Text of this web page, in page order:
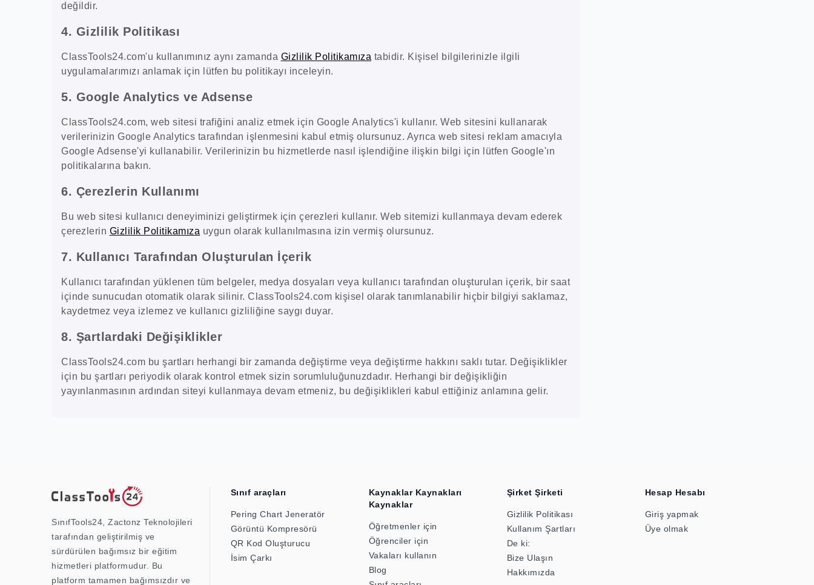
değildir.
4. Gizlilik Politikası
ClassTools24.com'u kullanımınız aynı zamanda Gizlilik Politikamıza tabidir. Kişisel bilgilerinizle ilgili
uygulamalarımızı anlamak için lütfen bu politikayı inceleyin.
5. Google Analytics ve Adsense
ClassTools24.com, web sitesi trafiğini analiz etmek için Google Analytics'i kullanır. Web sitesini kullanarak
verilerinizin Google Analytics tarafından işlenmesini kabul etmiş olursunuz. Ayrıca web sitesi reklam amacıyla
Google Adsense'yi kullanabilir. Verilerinizin bu hizmetlerde nasıl işlendiğine ilişkin bilgi için lütfen Google'ın
politikalarına bakın.
6. Çerezlerin Kullanımı
Bu web sitesi kullanıcı deneyiminizi geliştirmek için çerezleri kullanır. Web sitemizi kullanmaya devam ederek
çerezlerin Gizlilik Politikamıza uygun olarak kullanılmasına izin vermiş olursunuz.
7. Kullanıcı Tarafından Oluşturulan İçerik
Kullanıcı tarafından yüklenen tüm belgeler, medya dosyaları veya kullanıcı tarafından oluşturulan içerik, bir saat
içinde sunucudan otomatik olarak silinir. ClassTools24.com kişisel olarak tanımlanabilir hiçbir bilgiyi saklamaz,
kaydetmez veya izlemez ve kullanıcı gizliliğine saygı duyar.
8. Şartlardaki Değişiklikler
ClassTools24.com bu şartları herhangi bir zamanda değiştirme veya değiştirme hakkını saklı tutar. Değişiklikler
için bu şartları periyodik olarak kontrol etmek sizin sorumluluğunuzdadır. Herhangi bir değişikliğin
yayınlanmasının ardından siteyi kullanmaya devam etmeniz, bu değişiklikleri kabul ettiğiniz anlamına gelir.
SınıfTools24, Zactonz Teknolojileri
tarafından geliştirilmiş ve
sürdürülen bağımsız bir eğitim
hizmetleri platformudur. Bu
platform tamamen bağımsızdır ve
Sınıf araçları
Pering Chart Jeneratör
Görüntü Kompresörü
QR Kod Oluşturucu
İsim Çarkı
Kaynaklar Kaynakları
Kaynaklar
Öğretmenler için
Öğrenciler için
Vakaları kullanın
Blog
Şirket Şirketi
Gizlilik Politikası
Kullanım Şartları
De ki:
Bize Ulaşın
Hakkımızda
Hesap Hesabı
Giriş yapmak
Üye olmak